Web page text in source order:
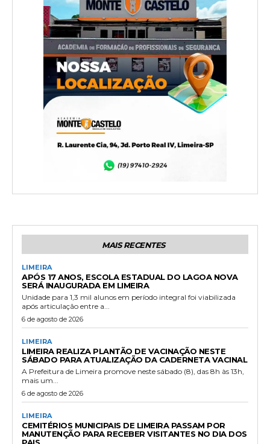
MAIS RECENTES
LIMEIRA
APÓS 17 ANOS, ESCOLA ESTADUAL DO LAGOA NOVA
SERÁ INAUGURADA EM LIMEIRA
Unidade para 1,3 mil alunos em período integral foi viabilizada
após articulação entre a...
6 de agosto de 2026
LIMEIRA
LIMEIRA REALIZA PLANTÃO DE VACINAÇÃO NESTE
SÁBADO PARA ATUALIZAÇÃO DA CADERNETA VACINAL
A Prefeitura de Limeira promove neste sábado (8), das 8h às 13h,
mais um...
6 de agosto de 2026
LIMEIRA
CEMITÉRIOS MUNICIPAIS DE LIMEIRA PASSAM POR
MANUTENÇÃO PARA RECEBER VISITANTES NO DIA DOS
PAIS